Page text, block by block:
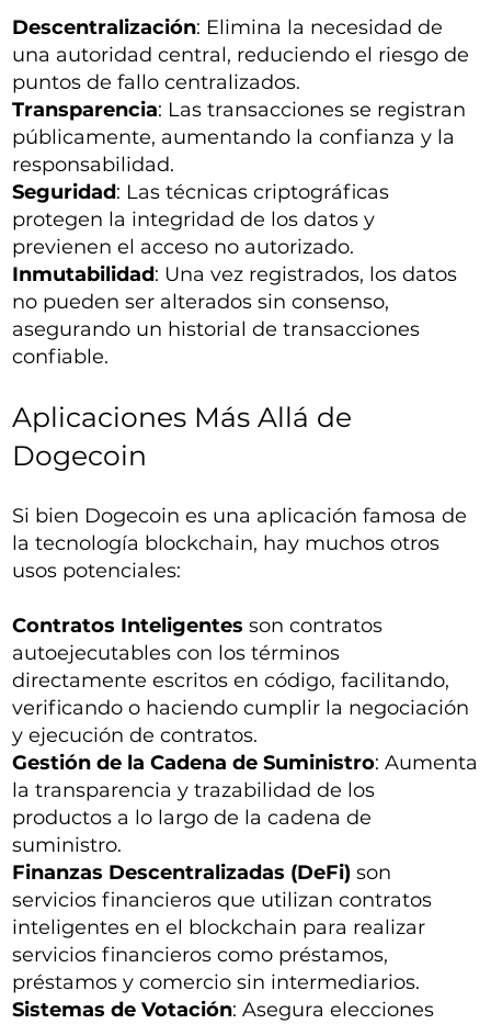
Descentralización: Elimina la necesidad de
una autoridad central, reduciendo el riesgo de
puntos de fallo centralizados.
Transparencia: Las transacciones se registran
públicamente, aumentando la confianza y la
responsabilidad.
Seguridad: Las técnicas criptográficas
protegen la integridad de los datos y
previenen el acceso no autorizado.
Inmutabilidad: Una vez registrados, los datos
no pueden ser alterados sin consenso,
asegurando un historial de transacciones
confiable.
Aplicaciones Más Allá de
Dogecoin
Si bien Dogecoin es una aplicación famosa de
la tecnología blockchain, hay muchos otros
usos potenciales:
Contratos Inteligentes son contratos
autoejecutables con los términos
directamente escritos en código, facilitando,
verificando o haciendo cumplir la negociación
y ejecución de contratos.
Gestión de la Cadena de Suministro: Aumenta
la transparencia y trazabilidad de los
productos a lo largo de la cadena de
suministro.
Finanzas Descentralizadas (DeFi) son
servicios financieros que utilizan contratos
inteligentes en el blockchain para realizar
servicios financieros como préstamos,
préstamos y comercio sin intermediarios.
Sistemas de Votación: Asegura elecciones